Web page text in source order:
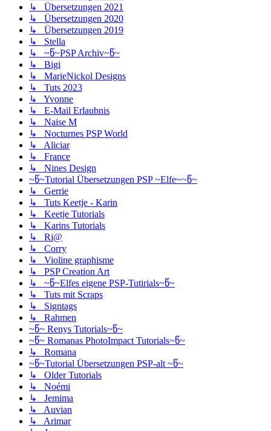
↳ Übersetzungen 2021
↳ Übersetzungen 2020
↳ Übersetzungen 2019
↳ Stella
↳ ~წ~PSP Archiv~წ~
↳ Bigi
↳ MarieNickol Designs
↳ Tuts 2023
↳ Yvonne
↳ E-Mail Erlaubnis
↳ Naise M
↳ Nocturnes PSP World
↳ Aliciar
↳ France
↳ Nines Design
~წ~Tutorial Übersetzungen PSP ~Elfe~~წ~
↳ Gerrie
↳ Tuts Keetje - Karin
↳ Keetje Tutorials
↳ Karins Tutorials
↳ Ri@
↳ Corry
↳ Violine graphisme
↳ PSP Creation Art
↳ ~წ~Elfes eigene PSP-Tutirials~წ~
↳ Tuts mit Scraps
↳ Signtags
↳ Rahmen
~წ~ Renys Tutorials~წ~
~წ~ Romanas PhotoImpact Tutorials~წ~
↳ Romana
~წ~Tutorial Übersetzungen PSP-alt ~წ~
↳ Older Tutorials
↳ Noémi
↳ Jemima
↳ Auvian
↳ Arimar